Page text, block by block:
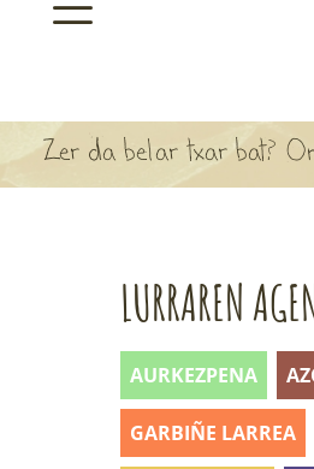
ARBOLA APARTEN
Zer da belar txar bat?
LURRAREN
AURKEZPENA
GARBIÑE LARREA